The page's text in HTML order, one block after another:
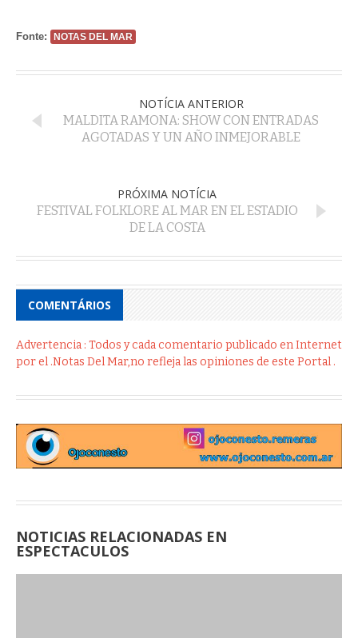
Fonte: NOTAS DEL MAR
NOTÍCIA ANTERIOR
MALDITA RAMONA: SHOW CON ENTRADAS
AGOTADAS Y UN AÑO INMEJORABLE
PRÓXIMA NOTÍCIA
FESTIVAL FOLKLORE AL MAR EN EL ESTADIO
DE LA COSTA
COMENTÁRIOS
Advertencia : Todos y cada comentario publicado en Internet
por el .Notas Del Mar,no refleja las opiniones de este Portal .
NOTICIAS RELACIONADAS EN
ESPECTACULOS